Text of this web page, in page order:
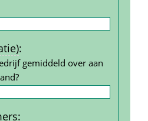
:
gemiddeld over aan
: